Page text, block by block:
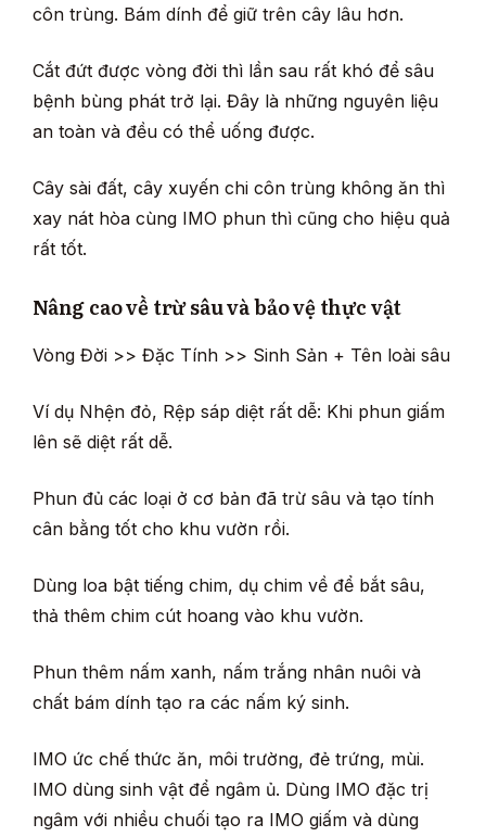
côn trùng. Bám dính để giữ trên cây lâu hơn.
Cắt đứt được vòng đời thì lần sau rất khó để sâu
bệnh bùng phát trở lại. Đây là những nguyên liệu
an toàn và đều có thể uống được.
Cây sài đất, cây xuyến chi côn trùng không ăn thì
xay nát hòa cùng IMO phun thì cũng cho hiệu quả
rất tốt.
Nâng cao về trừ sâu và bảo vệ thực vật
Vòng Đời >> Đặc Tính >> Sinh Sản + Tên loài sâu
Ví dụ Nhện đỏ, Rệp sáp diệt rất dễ: Khi phun giấm
lên sẽ diệt rất dễ.
Phun đủ các loại ở cơ bản đã trừ sâu và tạo tính
cân bằng tốt cho khu vườn rồi.
Dùng loa bật tiếng chim, dụ chim về để bắt sâu,
thả thêm chim cút hoang vào khu vườn.
Phun thêm nấm xanh, nấm trắng nhân nuôi và
chất bám dính tạo ra các nấm ký sinh.
IMO ức chế thức ăn, môi trường, đẻ trứng, mùi.
IMO dùng sinh vật để ngâm ủ. Dùng IMO đặc trị
ngâm với nhiều chuối tạo ra IMO giấm và dùng